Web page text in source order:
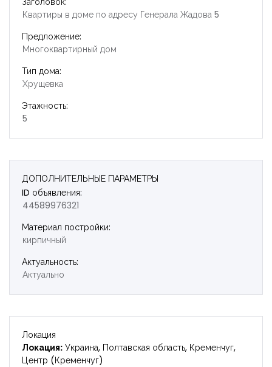
Квартиры в доме по адресу Генерала Жадова 5
Предложение:
Многоквартирный дом
Тип дома:
Хрущевка
Этажность:
5
ДОПОЛНИТЕЛЬНЫЕ ПАРАМЕТРЫ
ID объявления:
44589976321
Материал постройки:
кирпичный
Актуальность:
Актуально
Локация
Локация: Украина, Полтавская область, Кременчуг,
Центр (Кременчуг)